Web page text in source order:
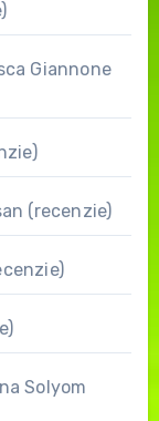
Giannone
(recenzie)
Solyom